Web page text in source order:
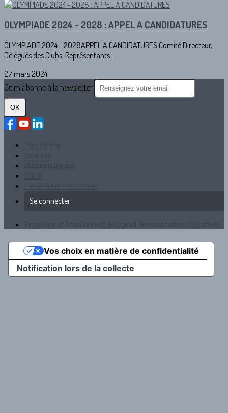
OLYMPIADE 2024 - 2028 : APPEL A CANDIDATURES
OLYMPIADE 2024 - 2028APPEL A CANDIDATURES Comité Directeur,
Délégués des Clubs, Représentants...
27 mars 2024
Je m'abonne à la newsletter
OK
Se connecter
Notification lors de la collecte
Vos choix en matière de confidentialité